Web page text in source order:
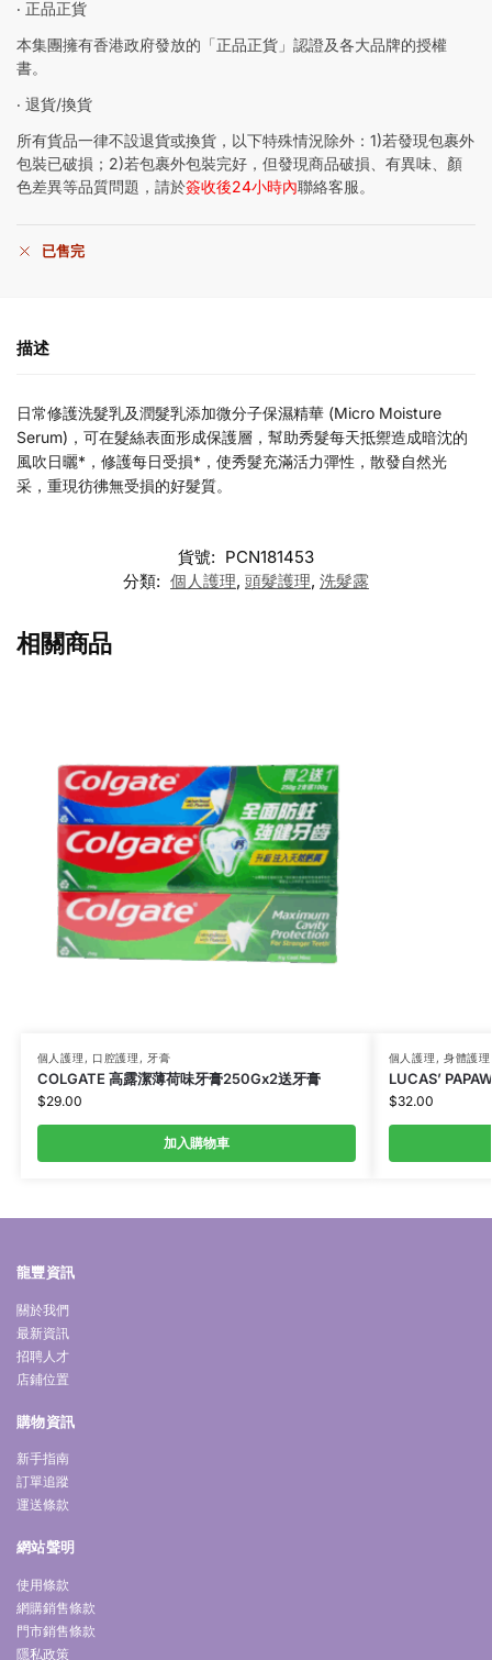
‧ 正品正貨
本集團擁有香港政府發放的「正品正貨」認證及各大品牌的授權
書。
‧ 退貨/換貨
所有貨品一律不設退貨或換貨，以下特殊情況除外：1)若發現包裹外
包裝已破損；2)若包裹外包裝完好，但發現商品破損、有異味、顏
色差異等品質問題，請於簽收後24小時內聯絡客服。
已售完
描述
日常修護洗髮乳及潤髮乳添加微分子保濕精華 (Micro Moisture
Serum)，可在髮絲表面形成保護層，幫助秀髮每天抵禦造成暗沈的
風吹日曬*，修護每日受損*，使秀髮充滿活力彈性，散發自然光
采，重現彷彿無受損的好髮質。
貨號: PCN181453
分類: 個人護理, 頭髮護理, 洗髮露
相關商品
個人護理 , 口腔護理 , 牙膏
COLGATE 高露潔薄荷味牙膏250Gx2送牙膏
$29.00
加入購物車
個人護理 , 身體護理
LUCAS’
$32.00
龍豐資訊
關於我們
最新資訊
招聘人才
店鋪位置
購物資訊
新手指南
訂單追蹤
運送條款
網站聲明
使用條款
網購銷售條款
門市銷售條款
隱私政策